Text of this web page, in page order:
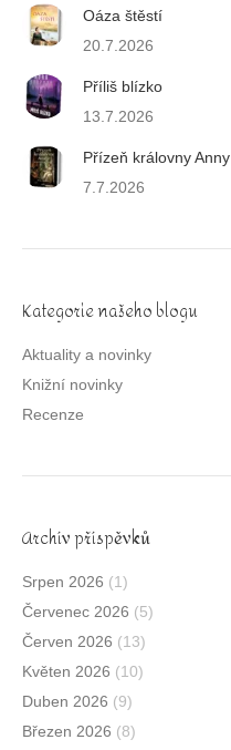
Oáza štěstí
20.7.2026
Příliš blízko
13.7.2026
Přízeň královny Anny
7.7.2026
Kategorie našeho blogu
Aktuality a novinky
Knižní novinky
Recenze
Archív příspěvků
Srpen 2026 (1)
Červenec 2026 (5)
Červen 2026 (13)
Květen 2026 (10)
Duben 2026 (9)
Březen 2026 (8)